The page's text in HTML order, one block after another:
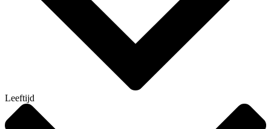
Leeftijd